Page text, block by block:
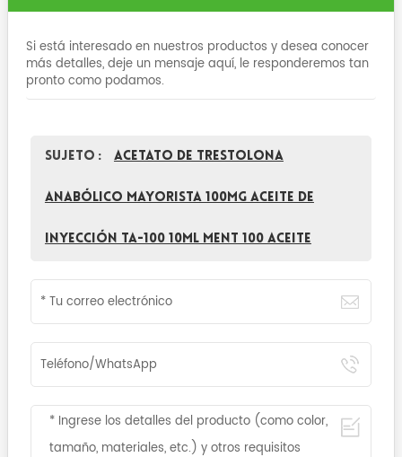
Si está interesado en nuestros productos y desea conocer
más detalles, deje un mensaje aquí, le responderemos tan
pronto como podamos.
Sujeto : Acetato de trestolona
anabólico mayorista 100mg aceite de
inyección TA-100 10ml MENT 100 aceite